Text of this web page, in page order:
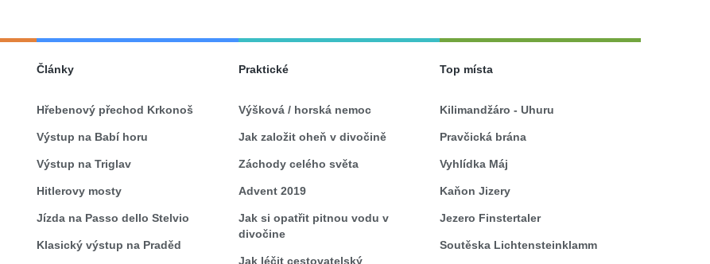
Články
Hřebenový přechod Krkonoš
Výstup na Babí horu
Výstup na Triglav
Hitlerovy mosty
Jízda na Passo dello Stelvio
Klasický výstup na Praděd
Praktické
Výšková / horská nemoc
Jak založit oheň v divočině
Záchody celého světa
Advent 2019
Jak si opatřit pitnou vodu v
divočine
Jak léčit cestovatelský
Top místa
Kilimandžáro - Uhuru
Pravčická brána
Vyhlídka Máj
Kaňon Jizery
Jezero Finstertaler
Soutěska Lichtensteinklamm